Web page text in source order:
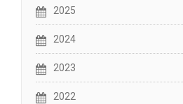
2025
2024
2023
2022